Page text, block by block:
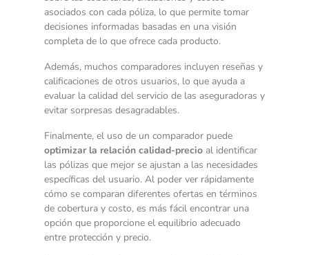
asociados con cada póliza, lo que permite tomar
decisiones informadas basadas en una visión
completa de lo que ofrece cada producto.
Además, muchos comparadores incluyen reseñas y
calificaciones de otros usuarios, lo que ayuda a
evaluar la calidad del servicio de las aseguradoras y
evitar sorpresas desagradables.
Finalmente, el uso de un comparador puede
optimizar la relación calidad-precio al identificar
las pólizas que mejor se ajustan a las necesidades
específicas del usuario. Al poder ver rápidamente
cómo se comparan diferentes ofertas en términos
de cobertura y costo, es más fácil encontrar una
opción que proporcione el equilibrio adecuado
entre protección y precio.